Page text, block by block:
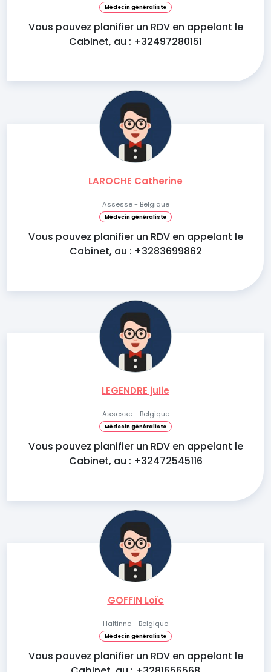
Médecin généraliste
Vous pouvez planifier un RDV en appelant le
Cabinet, au : +32497280151
LAROCHE Catherine
Assesse - Belgique
Médecin généraliste
Vous pouvez planifier un RDV en appelant le
Cabinet, au : +3283699862
LEGENDRE julie
Assesse - Belgique
Médecin généraliste
Vous pouvez planifier un RDV en appelant le
Cabinet, au : +32472545116
GOFFIN Loïc
Haltinne - Belgique
Médecin généraliste
Vous pouvez planifier un RDV en appelant le